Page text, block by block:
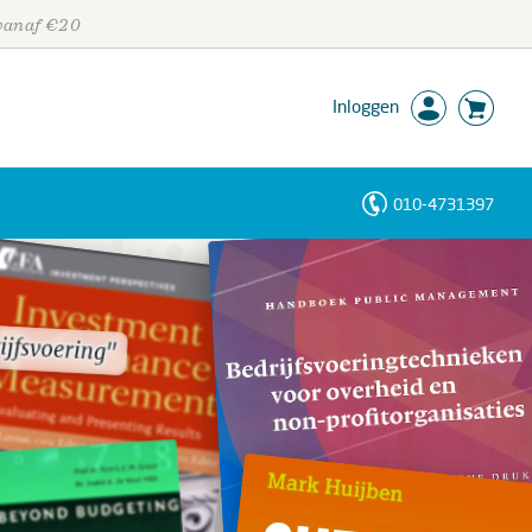
€20
Inloggen
010-4731397
Personen
Trefwoorden